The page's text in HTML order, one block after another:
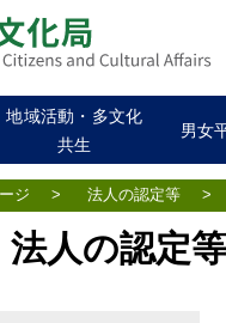
地域活動・多文化
共生
男女
ジ > 法人の認定等 >
法人の認定等